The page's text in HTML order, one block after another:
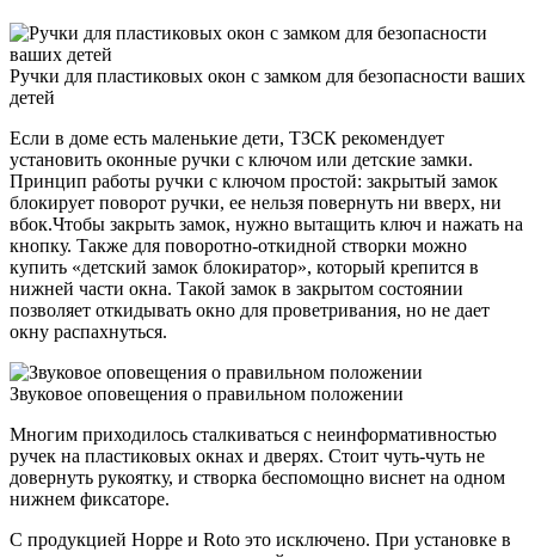
Ручки для пластиковых окон с замком для безопасности ваших
детей
Если в доме есть маленькие дети, ТЗСК рекомендует
установить оконные ручки с ключом или детские замки.
Принцип работы ручки с ключом простой: закрытый замок
блокирует поворот ручки, ее нельзя повернуть ни вверх, ни
вбок.Чтобы закрыть замок, нужно вытащить ключ и нажать на
кнопку. Также для поворотно-откидной створки можно
купить «детский замок блокиратор», который крепится в
нижней части окна. Такой замок в закрытом состоянии
позволяет откидывать окно для проветривания, но не дает
окну распахнуться.
Звуковое оповещения о правильном положении
Многим приходилось сталкиваться с неинформативностью
ручек на пластиковых окнах и дверях. Стоит чуть-чуть не
довернуть рукоятку, и створка беспомощно виснет на одном
нижнем фиксаторе.
С продукцией Hoppe и Roto это исключено. При установке в